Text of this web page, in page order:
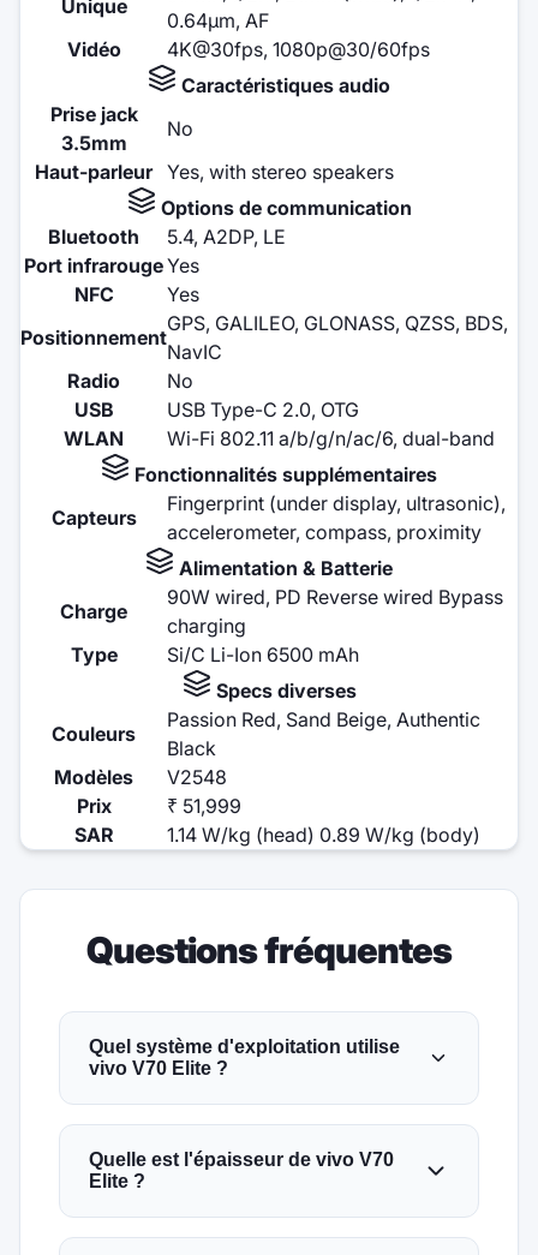
Unique
0.64µm, AF
Vidéo
4K@30fps, 1080p@30/60fps
Caractéristiques audio
Prise jack
3.5mm
No
Haut-parleur Yes, with stereo speakers
Options de communication
Bluetooth
5.4, A2DP, LE
Port infrarougeYes
NFC
Yes
Positionnement
GPS, GALILEO, GLONASS, QZSS, BDS,
NavIC
Radio
No
USB
USB Type-C 2.0, OTG
WLAN
Wi-Fi 802.11 a/b/g/n/ac/6, dual-band
Fonctionnalités supplémentaires
Capteurs
Fingerprint (under display, ultrasonic),
accelerometer, compass, proximity
Alimentation & Batterie
Charge
90W wired, PD Reverse wired Bypass
charging
Type
Si/C Li-Ion 6500 mAh
Specs diverses
Couleurs
Passion Red, Sand Beige, Authentic
Black
Modèles
V2548
Prix
₹ 51,999
SAR
1.14 W/kg (head) 0.89 W/kg (body)
Questions fréquentes
Quel système d'exploitation utilise
vivo V70 Elite ?
Quelle est l'épaisseur de vivo V70
Elite ?